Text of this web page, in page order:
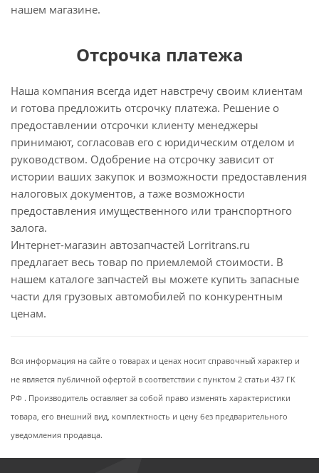
нашем магазине.
Отсрочка платежа
Наша компания всегда идет навстречу своим клиентам
и готова предложить отсрочку платежа. Решение о
предоставлении отсрочки клиенту менеджеры
принимают, согласовав его с юридическим отделом и
руководством. Одобрение на отсрочку зависит от
истории ваших закупок и возможности предоставления
налоговых документов, а таже возможности
предоставления имущественного или транспортного
залога.
Интернет-магазин автозапчастей Lorritrans.ru
предлагает весь товар по приемлемой стоимости. В
нашем каталоге запчастей вы можете купить запасные
части для грузовых автомобилей по конкурентным
ценам.
Вся информация на сайте о товарах и ценах носит справочный характер и
не является публичной офертой в соответствии с пунктом 2 статьи 437 ГК
РФ . Производитель оставляет за собой право изменять характеристики
товара, его внешний вид, комплектность и цену без предварительного
уведомления продавца.